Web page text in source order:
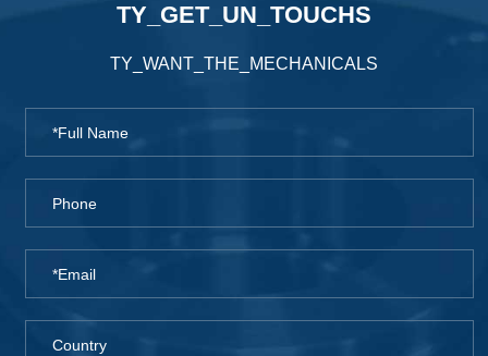
TY_GET_UN_TOUCHS
TY_WANT_THE_MECHANICALS